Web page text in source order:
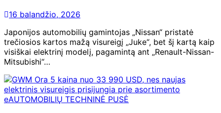
16 balandžio, 2026
Japonijos automobilių gamintojas „Nissan“ pristatė
trečiosios kartos mažą visureigį „Juke“, bet šį kartą kaip
visiškai elektrinį modelį, pagamintą ant „Renault-Nissan-
Mitsubishi“…
eAUTOMOBILIŲ TECHNINĖ PUSĖ